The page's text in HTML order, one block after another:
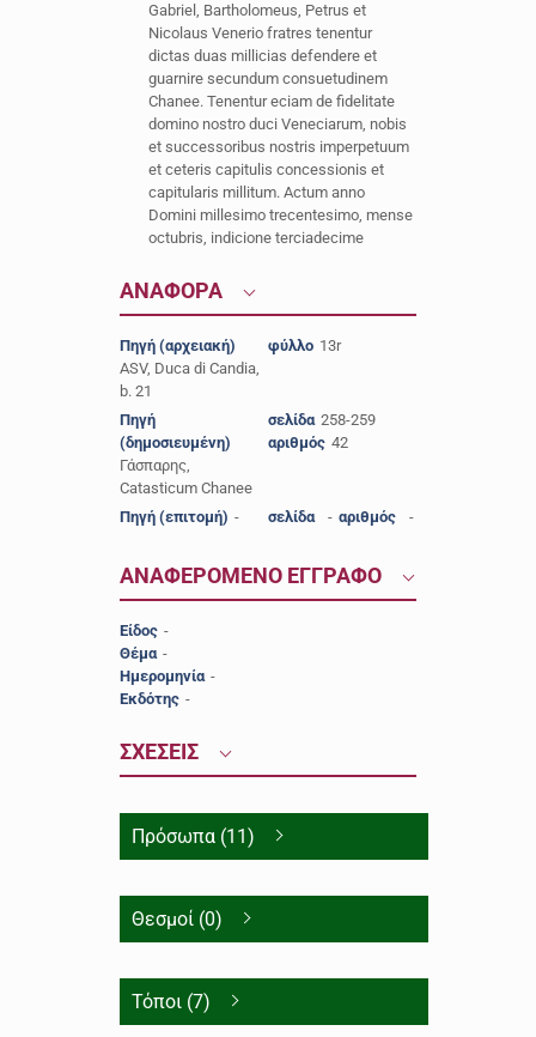
Gabriel, Bartholomeus, Petrus et
Nicolaus Venerio fratres tenentur
dictas duas millicias defendere et
guarnire secundum consuetudinem
Chanee. Tenentur eciam de fidelitate
domino nostro duci Veneciarum, nobis
et successoribus nostris imperpetuum
et ceteris capitulis concessionis et
capitularis millitum. Actum anno
Domini millesimo trecentesimo, mense
octubris, indicione terciadecime
ΑΝΑΦΟΡΑ
Πηγή (αρχειακή)
ASV, Duca di Candia,
b. 21
φύλλο 13r
Πηγή
(δημοσιευμένη)
Γάσπαρης,
Catasticum Chanee
σελίδα 258-259
αριθμός 42
Πηγή (επιτομή) - σελίδα - αριθμός -
ΑΝΑΦΕΡΟΜΕΝΟ ΕΓΓΡΑΦΟ
Είδος -
Θέμα -
Ημερομηνία -
Εκδότης -
ΣΧΕΣΕΙΣ
Πρόσωπα (11)
Θεσμοί (0)
Τόποι (7)